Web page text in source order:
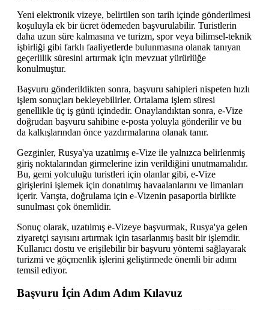
Yeni elektronik vizeye, belirtilen son tarih içinde gönderilmesi
koşuluyla ek bir ücret ödemeden başvurulabilir. Turistlerin
daha uzun süre kalmasına ve turizm, spor veya bilimsel-teknik
işbirliği gibi farklı faaliyetlerde bulunmasına olanak tanıyan
geçerlilik süresini artırmak için mevzuat yürürlüğe
konulmuştur.
Başvuru gönderildikten sonra, başvuru sahipleri nispeten hızlı
işlem sonuçları bekleyebilirler. Ortalama işlem süresi
genellikle üç iş günü içindedir. Onaylandıktan sonra, e-Vize
doğrudan başvuru sahibine e-posta yoluyla gönderilir ve bu
da kalkışlarından önce yazdırmalarına olanak tanır.
Gezginler, Rusya'ya uzatılmış e-Vize ile yalnızca belirlenmiş
giriş noktalarından girmelerine izin verildiğini unutmamalıdır.
Bu, gemi yolculuğu turistleri için olanlar gibi, e-Vize
girişlerini işlemek için donatılmış havaalanlarını ve limanları
içerir. Varışta, doğrulama için e-Vizenin pasaportla birlikte
sunulması çok önemlidir.
Sonuç olarak, uzatılmış e-Vizeye başvurmak, Rusya'ya gelen
ziyaretçi sayısını artırmak için tasarlanmış basit bir işlemdir.
Kullanıcı dostu ve erişilebilir bir başvuru yöntemi sağlayarak
turizmi ve göçmenlik işlerini geliştirmede önemli bir adımı
temsil ediyor.
Başvuru İçin Adım Adım Kılavuz